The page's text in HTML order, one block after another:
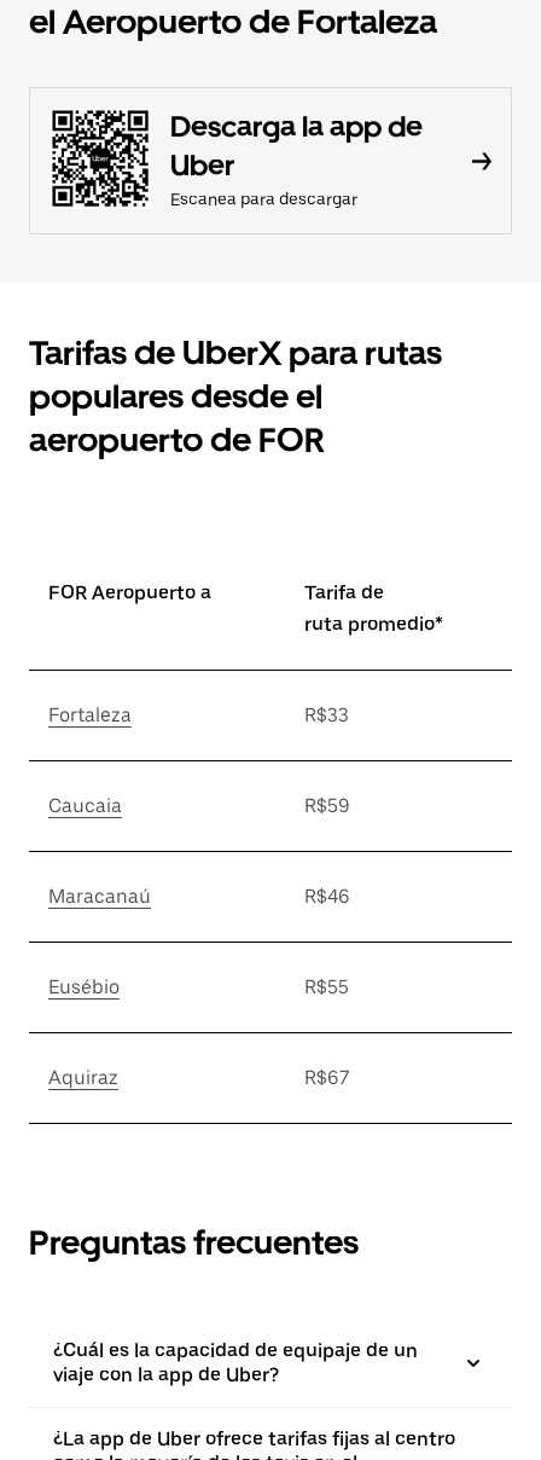
el Aeropuerto de Fortaleza
Descarga la app de
Uber
Escanea para descargar
Tarifas de UberX para rutas
populares desde el
aeropuerto de FOR
FOR Aeropuerto a
Tarifa de
ruta promedio*
Fortaleza R$33
Caucaia R$59
Maracanaú R$46
Eusébio R$55
Aquiraz R$67
Preguntas frecuentes
¿Cuál es la capacidad de equipaje de un
viaje con la app de Uber?
¿La app de Uber ofrece tarifas fijas al centro